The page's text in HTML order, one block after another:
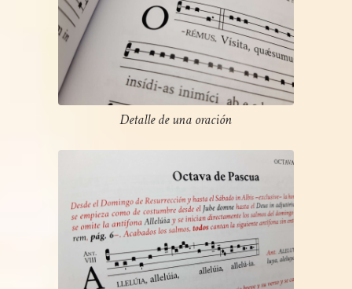
Detalle de una oración